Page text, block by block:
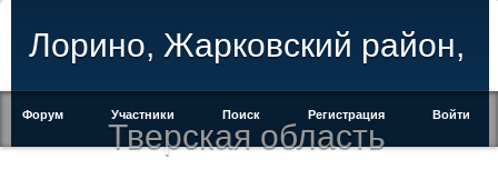
Лорино, Жарковский район,
Тверская область
Форум Участники Поиск Регистрация Войти